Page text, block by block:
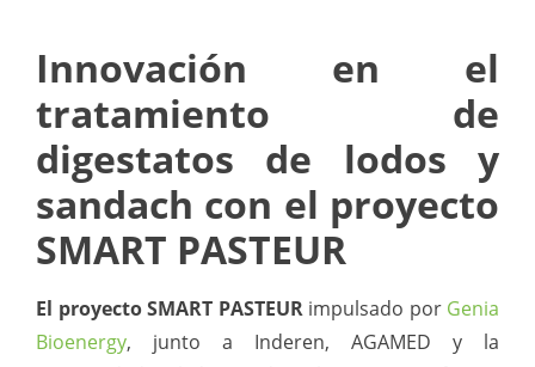
Innovación en el
tratamiento de
digestatos de lodos y
sandach con el proyecto
SMART PASTEUR
El proyecto SMART PASTEURimpulsado por Genia
Bioenergy, junto a Inderen, AGAMED y la